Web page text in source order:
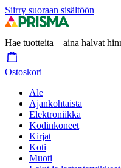
Siirry suoraan sisältöön
Hae tuotteita – aina halvat
Ostoskori
Ale
Ajankohtaista
Elektroniikka
Kodinkoneet
Kirjat
Koti
Muoti